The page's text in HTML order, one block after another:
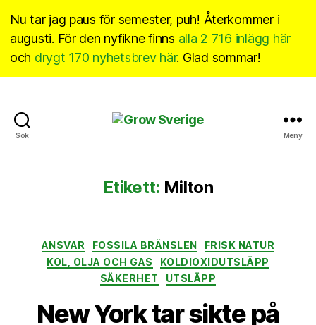
Nu tar jag paus för semester, puh! Återkommer i
augusti. För den nyfikne finns alla 2 716 inlägg här
och drygt 170 nyhetsbrev här. Glad sommar!
Sök Meny
Etikett: Milton
Kategorier
ANSVAR FOSSILA BRÄNSLEN
FRISK NATUR
KOL, OLJA OCH GAS
KOLDIOXIDUTSLÄPP
SÄKERHET
UTSLÄPP
New York tar sikte på